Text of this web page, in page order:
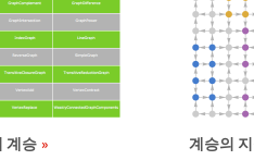
계승 계승의